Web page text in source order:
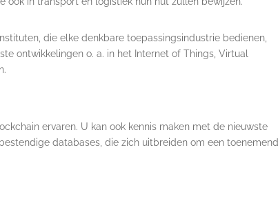
die elke denkbare toepassingsindustrie bedienen,
ontwikkelingen o. a. in het Internet of Things, Virtual
ervaren. U kan ook kennis maken met de nieuwste
databases, die zich uitbreiden om een toenemend